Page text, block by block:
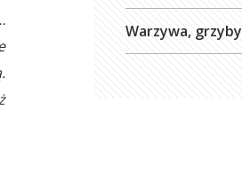
Warzywa, grzyby